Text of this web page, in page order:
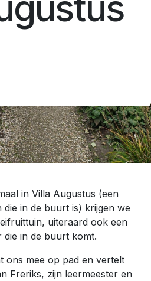
in Villa Augustus (een
in de buurt is) krijgen we
uiteraard ook een
in de buurt komt.
ons mee op pad en vertelt
Freriks, zijn leermeester en